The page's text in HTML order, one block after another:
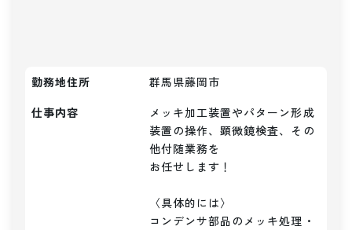
勤務地住所
群馬県藤岡市
仕事内容
メッキ加工装置やパターン形成
装置の操作、顕微鏡検査、その
他付随業務を
お任せします！
〈具体的には〉
コンデンサ部品のメッキ処理・